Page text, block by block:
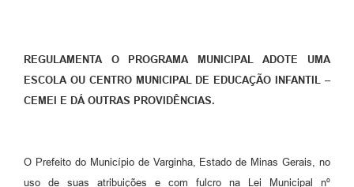
REGULAMENTA O PROGRAMA MUNICIPAL ADOTE UMA
ESCOLA OU CENTRO MUNICIPAL DE EDUCAÇÃO INFANTIL –
CEMEI E DÁ OUTRAS PROVIDÊNCIAS.
O Prefeito do Município de Varginha, Estado de Minas Gerais, no
uso de suas atribuições e com fulcro na Lei Municipal nº